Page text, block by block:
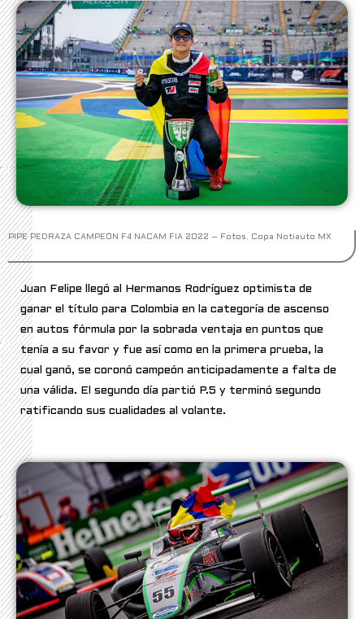
PIPE PEDRAZA CAMPEÓN F4 NACAM FIA 2022 – Fotos. Copa Notiauto MX
Juan Felipe llegó al Hermanos Rodríguez optimista de
ganar el título para Colombia en la categoría de ascenso
en autos fórmula por la sobrada ventaja en puntos que
tenía a su favor y fue así como en la primera prueba, la
cual ganó, se coronó campeón anticipadamente a falta de
una válida. El segundo día partió P.5 y terminó segundo
ratificando sus cualidades al volante.